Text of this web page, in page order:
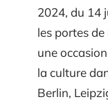
2024, du 14
les portes
une
la culture
Berlin,